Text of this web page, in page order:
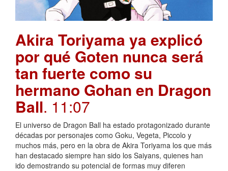
Akira Toriyama ya explicó
por qué Goten nunca será
tan fuerte como su
hermano Gohan en Dragon
Ball. 11:07
El universo de Dragon Ball ha estado protagonizado durante
décadas por personajes como Goku, Vegeta, Piccolo y
muchos más, pero en la obra de Akira Toriyama los que más
han destacado siempre han sido los Saiyans, quienes han
ido demostrando su potencial de formas muy diferen